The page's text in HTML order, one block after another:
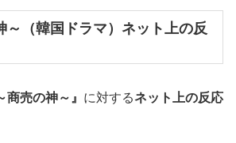
～（韓国ドラマ）ネット上の反
売の神～』 に対するネット上の反応